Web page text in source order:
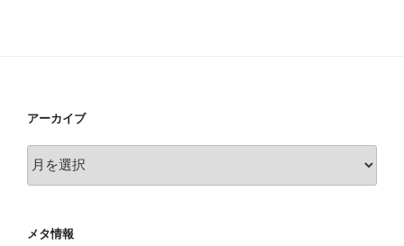
アーカイブ
ー
ブ
メタ情報